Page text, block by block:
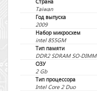
Taiwan
Год выпуска
2009
Набор микросхем
intel 855GM
Тип памяти
DDR2 SDRAM SO-DIMM
ОЗУ
2 Gb
Тип процессора
Intel Core 2 Duo